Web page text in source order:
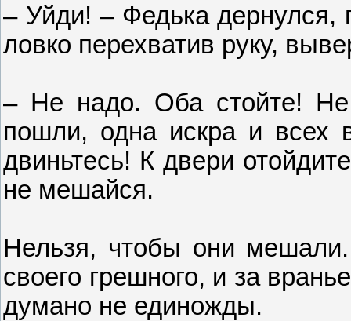
– Уйди! – Федька дернулся,
ловко перехватив руку,
– Не надо. Оба стойте! Не
пошли, одна искра и всех
двиньтесь! К двери
не мешайся.
Нельзя, чтобы они
своего грешного, и за
думано не единожды.